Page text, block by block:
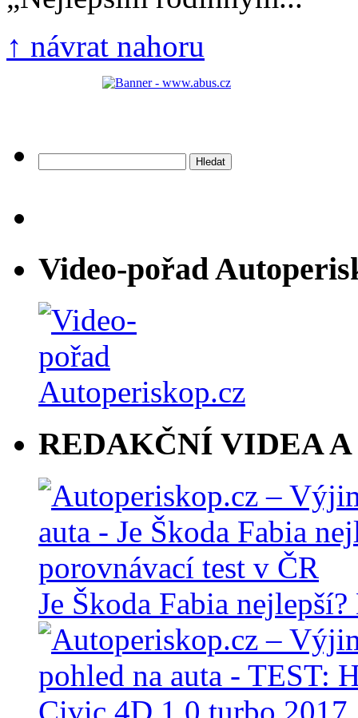
↑ návrat nahoru
Video-pořad
REDAKČNÍ VIDEA A
Je Škoda Fabia